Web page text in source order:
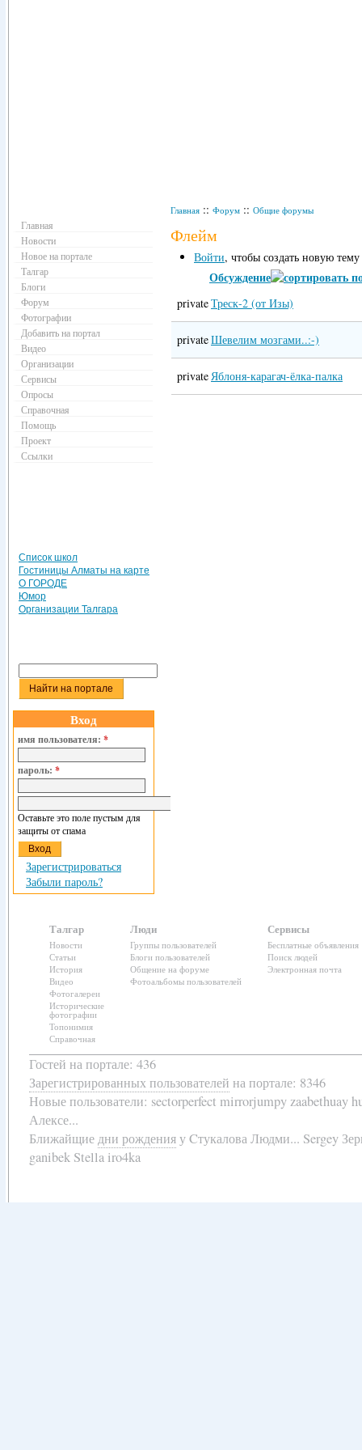
Главная :: Форум :: Общие форумы
Флейм
Войти, чтобы создать новую
Обсуждение
privateТреск-2 (от Изы)
privateШевелим мозгами..:-)
privateЯблоня-карагач-ёлка-палка
Главная
Новости
Новое на портале
Талгар
Блоги
Форум
Фотографии
Добавить на портал
Видео
Организации
Сервисы
Опросы
Справочная
Помощь
Проект
Ссылки
Список школ
Гостиницы Алматы на карте
О ГОРОДЕ
Юмор
Организации Талгара
Вход
имя пользователя: *
пароль: *
Оставьте это поле пустым для
защиты от спама
Зарегистрироваться
Забыли пароль?
Талгар
Новости
Статьи
История
Видео
Фотогалереи
Исторические
фотографии
Топонимия
Справочная
Люди
Группы пользователей
Блоги пользователей
Общение на форуме
Фотоальбомы пользователей
Сервисы
Бесплатные объявления
Поиск людей
Электронная почта
Гостей на портале: 436
Зарегистрированных пользователей на портале: 8346
Новые пользователи: sectorperfect mirrorjumpy zaabethuay
Алексе...
Ближайщиедни рожденияуCтукалова Людми... Sergey
ganibek Stella iro4ka